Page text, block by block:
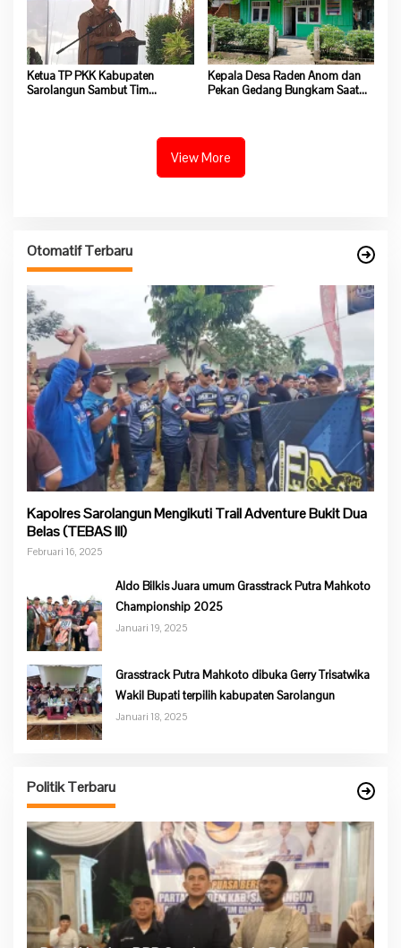
Ketua TP PKK Kabupaten
Sarolangun Sambut Tim
Kepala Desa Raden Anom dan
Pekan Gedang Bungkam Saat
View More
Otomatif Terbaru
Kapolres Sarolangun Mengikuti Trail Adventure Bukit Dua
Belas (TEBAS III)
Februari 16, 2025
Aldo Bilkis Juara umum Grasstrack Putra Mahkoto
Championship 2025
Januari 19, 2025
Grasstrack Putra Mahkoto dibuka Gerry Trisatwika
Wakil Bupati terpilih kabupaten Sarolangun
Januari 18, 2025
Politik Terbaru